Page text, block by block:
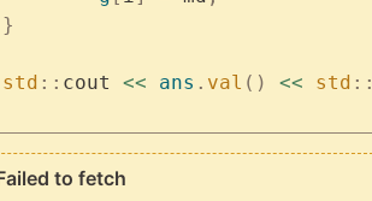
	}
	std
:: cout << ans . val () << std ::